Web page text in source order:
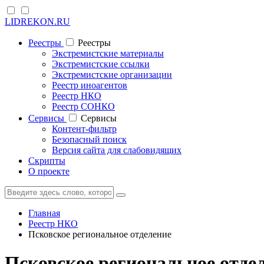
LIDREKON.RU
Реестры
Реестры
Экстремистские материалы
Экстремистские ссылки
Экстремистские организации
Реестр иноагентов
Реестр НКО
Реестр СОНКО
Cервисы
Cервисы
Контент-фильтр
Безопасный поиск
Версия сайта для слабовидящих
Скрипты
О проекте
Главная
Реестр НКО
Псковское региональное отделение